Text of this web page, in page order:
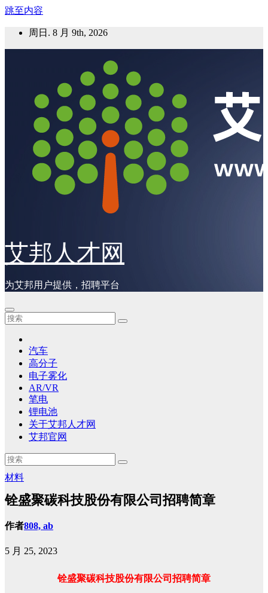
跳至内容
周日. 8 月 9th, 2026
艾邦人才网
为艾邦用户提供，招聘平台
汽车
高分子
电子雾化
AR/VR
笔电
锂电池
关于艾邦人才网
艾邦官网
材料
铨盛聚碳科技股份有限公司招聘简章
作者808, ab
5 月 25, 2023
铨盛聚碳科技股份有限公司招聘简章